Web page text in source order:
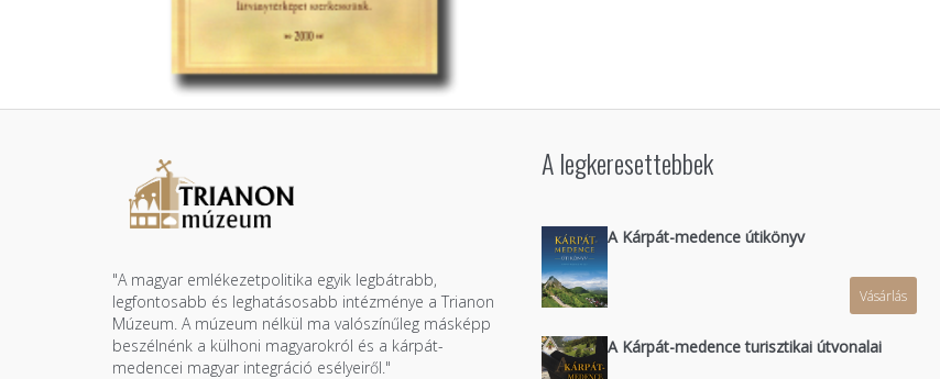
"A magyar emlékezetpolitika egyik legbátrabb,
legfontosabb és leghatásosabb intézménye a Trianon
Múzeum. A múzeum nélkül ma valószínűleg másképp
beszélnénk a külhoni magyarokról és a kárpát-
medencei magyar integráció esélyeiről."
A legkeresettebbek
A Kárpát-medence útikönyv
Vásárlás
A Kárpát-medence turisztikai útvonalai